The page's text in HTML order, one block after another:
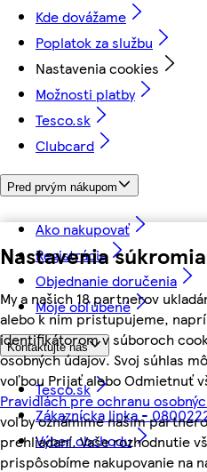
Nastavenia súkromia
My a našich 18 partnerov
alebo k nim pristupujeme,
identifikátorom v súboroch
osobných údajov. Svoj súhlas
voľbou Prijať alebo Odmietnuť
Pravidlách pre ochranu
voľby oznámime našim
prehliadaní. Vaše rozhodnutie
prispôsobíme nakupovanie na
Kde dovážame
Poplatok za službu
Nastavenia cookies
Možnosti platby
Tesco.sk
Clubcard
Pred prvým nákupom
Ako nakupovať
Registrácia
Objednanie doručenia
Moje obľúbené
Kontaktujte nás
Tesco.sk
Zákaznícka linka -
Výber obchodu